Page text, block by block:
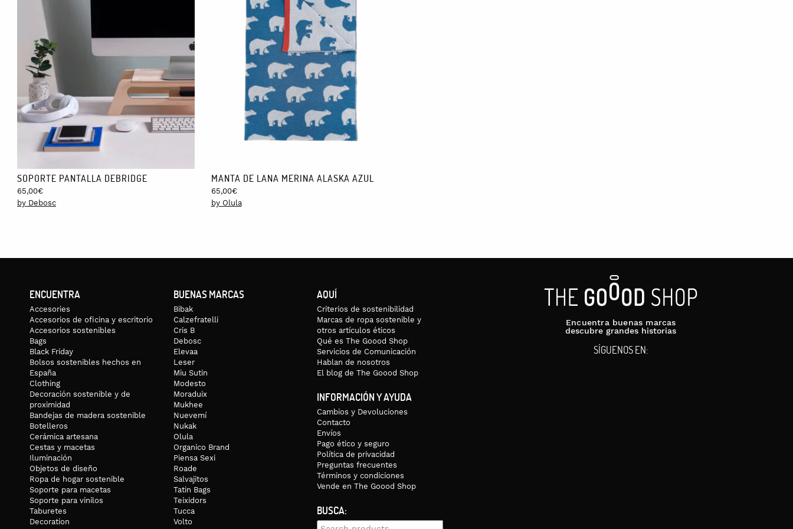
SOPORTE PANTALLA DEBRIDGE
65,00€
by Debosc
MANTA DE LANA MERINA ALASKA AZUL
65,00€
by Olula
ENCUENTRA
Accesories
Accesorios de oficina y escritorio
Accesorios sostenibles
Bags
Black Friday
Bolsos sostenibles hechos en
España
Clothing
Decoración sostenible y de
proximidad
Bandejas de madera sostenible
Botelleros
Cerámica artesana
Cestas y macetas
Iluminación
Objetos de diseño
Ropa de hogar sostenible
Soporte para macetas
Soporte para vinilos
Taburetes
Decoration
BUENAS MARCAS
Bibak
Calzefratelli
Cris B
Debosc
Elevaa
Leser
Miu Sutin
Modesto
Moraduix
Mukhee
Nuevemí
Nukak
Olula
Organico Brand
Piensa Sexi
Roade
Salvajitos
Tatin Bags
Teixidors
Tucca
Volto
AQUÍ
Criterios de sostenibilidad
Marcas de ropa sostenible y
otros artículos éticos
Qué es The Goood Shop
Servicios de Comunicación
Hablan de nosotros
El blog de The Goood Shop
INFORMACIÓN Y AYUDA
Cambios y Devoluciones
Contacto
Envíos
Pago ético y seguro
Política de privacidad
Preguntas frecuentes
Términos y condiciones
Vende en The Goood Shop
BUSCA:
Search
Encuentra buenas marcas
descubre grandes historias
SÍGUENOS EN: